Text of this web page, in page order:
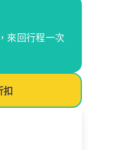
來回行程一次
扣